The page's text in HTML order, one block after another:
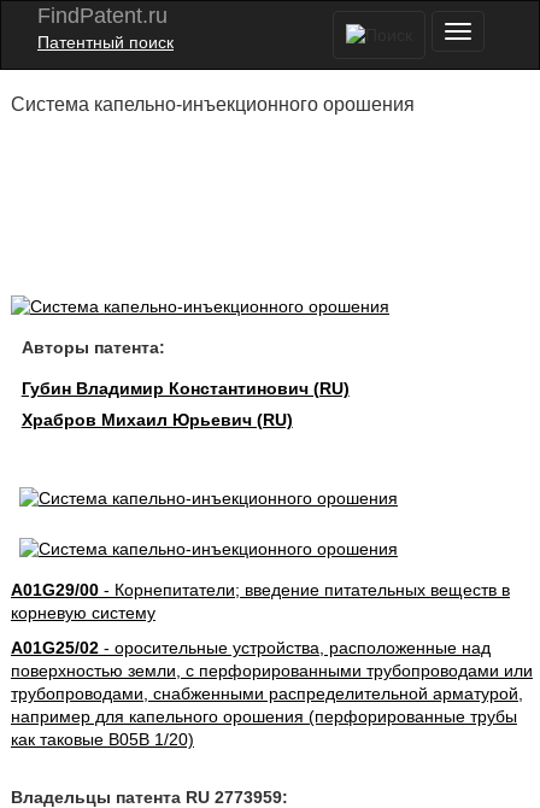
FindPatent.ru
Патентный поиск
Система капельно-инъекционного орошения
Авторы патента:
Губин Владимир Константинович (RU)
Храбров Михаил Юрьевич (RU)
A01G29/00- Корнепитатели; введение питательных веществ в
корневую систему
A01G25/02- оросительные устройства, расположенные над
поверхностью земли, с перфорированными трубопроводами или
трубопроводами, снабженными распределительной арматурой,
например для капельного орошения (перфорированные трубы
как таковые B05B 1/20)
Владельцы патента RU 2773959: